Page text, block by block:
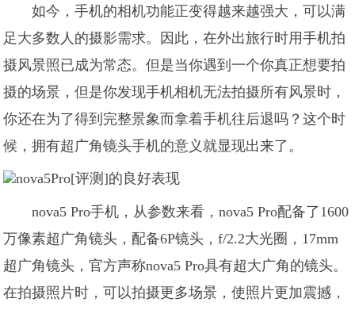
如今，手机的相机功能正变得越来越强大，可以满
足大多数人的摄影需求。因此，在外出旅行时用手机拍
摄风景照已成为常态。但是当你遇到一个你真正想要拍
摄的场景，但是你发现手机相机无法拍摄所有风景时，
你还在为了得到完整景象而拿着手机往后退吗？这个时
候，拥有超广角镜头手机的意义就显现出来了。
nova5 Pro手机，从参数来看，nova5 Pro配备了1600
万像素超广角镜头，配备6P镜头，f/2.2大光圈，17mm
超广角镜头，官方声称nova5 Pro具有超大广角的镜头。
在拍摄照片时，可以拍摄更多场景，使照片更加震撼，